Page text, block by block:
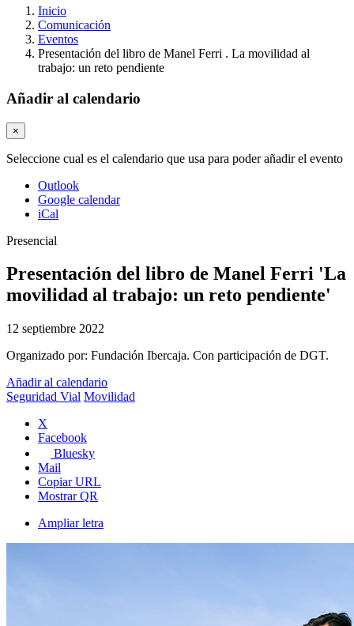
Inicio
Comunicación
Eventos
Presentación del libro de Manel Ferri . La movilidad al
trabajo: un reto pendiente
Añadir al calendario
×
Seleccione cual es el calendario que usa para poder añadir el evento
Outlook
Google calendar
iCal
Presencial
Presentación del libro de Manel Ferri 'La
movilidad al trabajo: un reto pendiente'
12 septiembre 2022
Organizado por: Fundación Ibercaja. Con participación de DGT.
Añadir al calendario
Seguridad Vial Movilidad
X
Facebook
Bluesky
Mail
Copiar URL
Mostrar QR
Ampliar letra